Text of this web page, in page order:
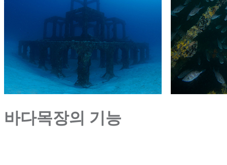
바다목장의 기능